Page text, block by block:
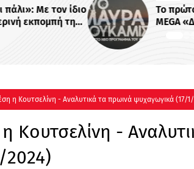
Με τον ίδιο
εκπομπή της
στο Mega -
Το πρώτο
MEGA
η Κουτσελίνη - Αναλυτικά τα πρωινά ψυχαγωγικά (17/
Κουτσελίνη -
2024)